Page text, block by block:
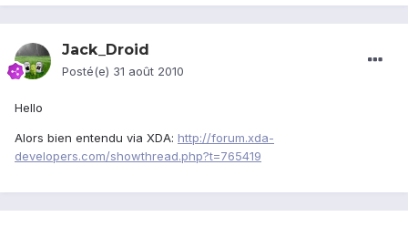
Jack_Droid
Posté(e) 31 août 2010
Hello
Alors bien entendu via XDA: http://forum.xda-
developers.com/showthread.php?t=765419